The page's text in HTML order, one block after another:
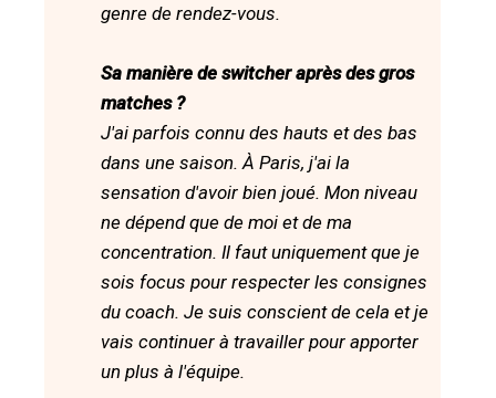
genre de rendez-vous.
Sa manière de switcher après des gros
matches ?
J'ai parfois connu des hauts et des bas
dans une saison. À Paris, j'ai la
sensation d'avoir bien joué. Mon niveau
ne dépend que de moi et de ma
concentration. Il faut uniquement que je
sois focus pour respecter les consignes
du coach. Je suis conscient de cela et je
vais continuer à travailler pour apporter
un plus à l'équipe.